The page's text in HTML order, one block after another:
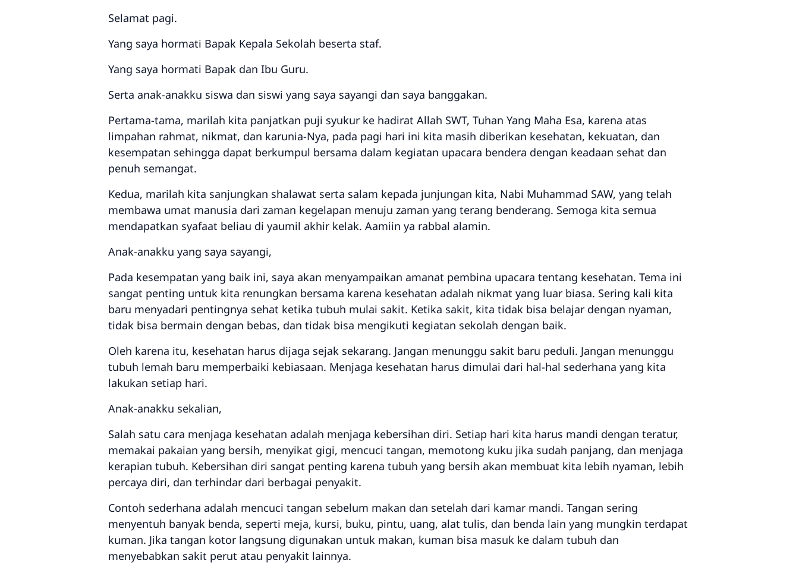
Selamat pagi.
Yang saya hormati Bapak Kepala Sekolah beserta staf.
Yang saya hormati Bapak dan Ibu Guru.
Serta anak-anakku siswa dan siswi yang saya sayangi dan saya banggakan.
Pertama-tama, marilah kita panjatkan puji syukur ke hadirat Allah SWT, Tuhan Yang Maha Esa, karena atas
limpahan rahmat, nikmat, dan karunia-Nya, pada pagi hari ini kita masih diberikan kesehatan, kekuatan, dan
kesempatan sehingga dapat berkumpul bersama dalam kegiatan upacara bendera dengan keadaan sehat dan
penuh semangat.
Kedua, marilah kita sanjungkan shalawat serta salam kepada junjungan kita, Nabi Muhammad SAW, yang telah
membawa umat manusia dari zaman kegelapan menuju zaman yang terang benderang. Semoga kita semua
mendapatkan syafaat beliau di yaumil akhir kelak. Aamiin ya rabbal alamin.
Anak-anakku yang saya sayangi,
Pada kesempatan yang baik ini, saya akan menyampaikan amanat pembina upacara tentang kesehatan. Tema ini
sangat penting untuk kita renungkan bersama karena kesehatan adalah nikmat yang luar biasa. Sering kali kita
baru menyadari pentingnya sehat ketika tubuh mulai sakit. Ketika sakit, kita tidak bisa belajar dengan nyaman,
tidak bisa bermain dengan bebas, dan tidak bisa mengikuti kegiatan sekolah dengan baik.
Oleh karena itu, kesehatan harus dijaga sejak sekarang. Jangan menunggu sakit baru peduli. Jangan menunggu
tubuh lemah baru memperbaiki kebiasaan. Menjaga kesehatan harus dimulai dari hal-hal sederhana yang kita
lakukan setiap hari.
Anak-anakku sekalian,
Salah satu cara menjaga kesehatan adalah menjaga kebersihan diri. Setiap hari kita harus mandi dengan teratur,
memakai pakaian yang bersih, menyikat gigi, mencuci tangan, memotong kuku jika sudah panjang, dan menjaga
kerapian tubuh. Kebersihan diri sangat penting karena tubuh yang bersih akan membuat kita lebih nyaman, lebih
percaya diri, dan terhindar dari berbagai penyakit.
Contoh sederhana adalah mencuci tangan sebelum makan dan setelah dari kamar mandi. Tangan sering
menyentuh banyak benda, seperti meja, kursi, buku, pintu, uang, alat tulis, dan benda lain yang mungkin terdapat
kuman. Jika tangan kotor langsung digunakan untuk makan, kuman bisa masuk ke dalam tubuh dan
menyebabkan sakit perut atau penyakit lainnya.